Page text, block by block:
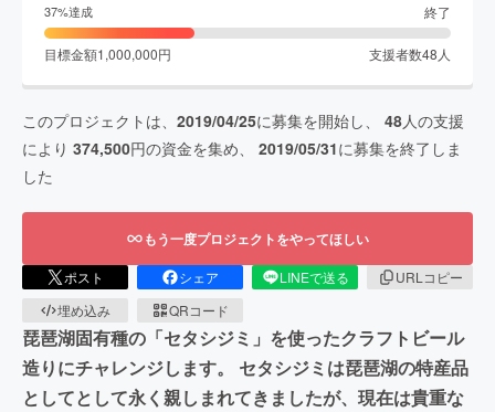
37%達成 終了
目標金額1,000,000円 支援者数48 人
このプロジェクトは、 2019/04/25に募集を開始し、 48人の支援
により 374,500円の資金を集め、 2019/05/31に募集を終了しま
した
もう一度プロジェクトをやってほしい
ポスト シェア LINEで送る
URLコピー
埋め込み
QRコード
琵琶湖固有種の「セタシジミ」を使ったクラフトビール
造りにチャレンジします。 セタシジミは琵琶湖の特産品
としてとして永く親しまれてきましたが、現在は貴重な